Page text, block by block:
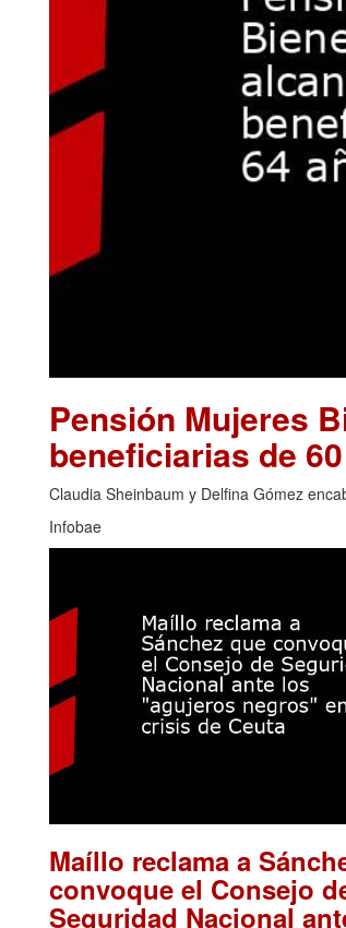
Pensión Mujeres
beneficiarias de
Claudia Sheinbaum y Delfina Gómez
Infobae
Maíllo reclama a
convoque el Consejo
Seguridad Nacional